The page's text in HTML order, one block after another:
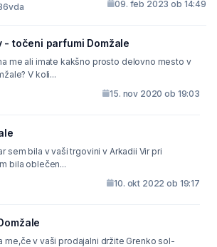
09. feb 2023 ob 14:49
- točeni parfumi Domžale
me ali imate kakšno prosto delovno mesto v
V koli...
15. nov 2020 ob 19:03
sem bila v vaši trgovini v Arkadii Vir pri
bila oblečen...
10. okt 2022 ob 19:17